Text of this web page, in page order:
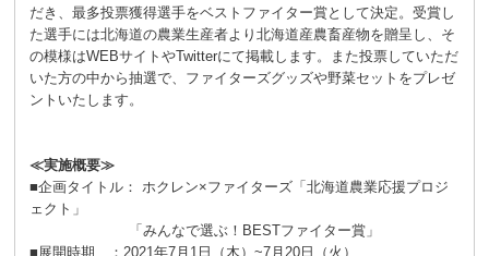
だき、最多投票獲得選手をベストファイター賞として決定。受賞し
た選手には北海道の農業生産者より北海道産農畜産物を贈呈し、そ
の模様はWEBサイトやTwitterにて掲載します。また投票していただ
いた方の中から抽選で、ファイターズグッズや野菜セットをプレゼ
ントいたします。
≪実施概要≫
■企画タイトル： ホクレン×ファイターズ「北海道農業応援プロジ
ェクト」
「みんなで選ぶ！BESTファイター賞」
■展開時期 ：2021年7月1日（木）~7月20日（火）